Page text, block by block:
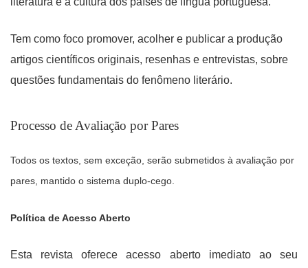
Tem como foco promover, acolher e publicar a produção
artigos científicos originais, resenhas e entrevistas, sobre
questões fundamentais do fenômeno literário.
Processo de Avaliação por Pares
Todos os textos, sem exceção, serão submetidos à avaliação por
pares, mantido o sistema duplo-cego.
Política de Acesso Aberto
Esta revista oferece acesso aberto imediato ao seu